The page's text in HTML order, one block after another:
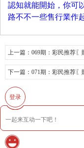
認知就能開始，你可
路不不一些售行業作
上一篇： 069期：彩民推荐〖
下一篇： 071期：彩民推荐〖
登录